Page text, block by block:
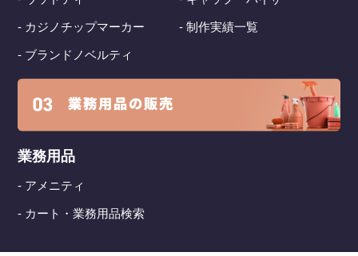
- カジノチップマーカー - 制作実績一覧
- ブランドノベルティ
業務用品
- アメニティ
- カート・業務用品検索